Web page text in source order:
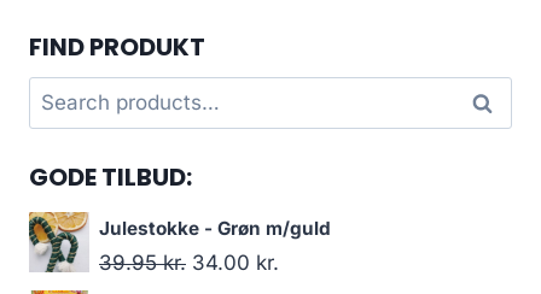
FIND PRODUKT
Search
for:
Search
GODE TILBUD:
Julestokke - Grøn m/guld
39.95kr. 34.00 kr.